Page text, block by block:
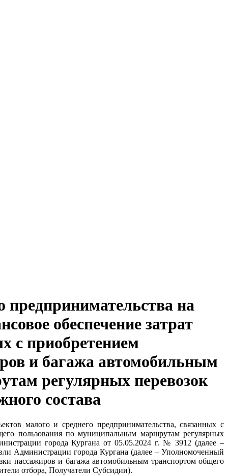
предпринимательства на
обеспечение затрат
с приобретением
и багажа автомобильным
регулярных перевозок
состава
малого и среднего предпринимательства, связанных с
пользования по муниципальным маршрутам регулярных
города Кургана от 05.05.2024 г. № 3912 (далее –
Администрации города Кургана (далее – Уполномоченный
пассажиров и багажа автомобильным транспортом общего
отбора, Получатели Субсидии).